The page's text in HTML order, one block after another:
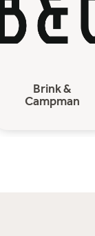
Brink &
Campman